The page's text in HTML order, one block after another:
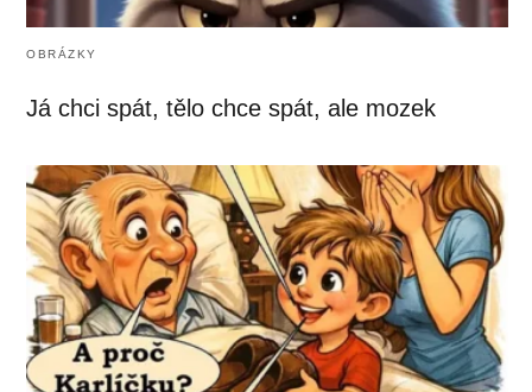
OBRÁZKY
Já chci spát, tělo chce spát, ale mozek